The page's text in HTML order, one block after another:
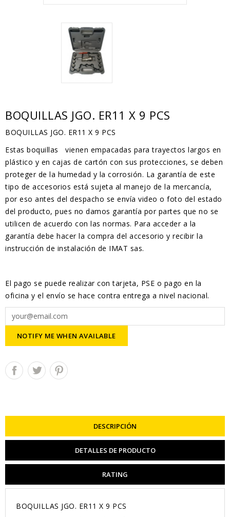
BOQUILLAS JGO. ER11 X 9 PCS
BOQUILLAS JGO. ER11 X 9 PCS
Estas boquillas
vienen empacadas para trayectos largos en
plástico y en cajas de cartón con sus protecciones, se deben
proteger de la humedad y la corrosión. La garantía de este
tipo de accesorios está sujeta al manejo de la mercancía,
por eso antes del despacho se envía video o foto del estado
del producto, pues no damos garantía por partes que no se
utilicen de acuerdo con las normas. Para acceder a la
garantía debe hacer la compra del accesorio y recibir la
instrucción de instalación de IMAT sas.
El pago se puede realizar con tarjeta, PSE o pago en la
oficina y el envío se hace contra entrega a nivel nacional.
NOTIFY ME WHEN AVAILABLE
DESCRIPCIÓN
DETALLES DE PRODUCTO
RATING
BOQUILLAS JGO. ER11 X 9 PCS